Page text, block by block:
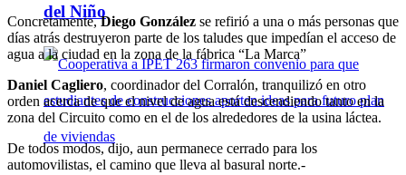
del Niño
Concretamente,Diego González se refirió a una o más personas que
días atrás destruyeron parte de los taludes que impedían el acceso de
agua a la ciudad en la zona de la fábrica “La Marca”
Daniel Cagliero, coordinador del Corralón, tranquilizó en otro
orden acerca de que el nivel de agua está descendiendo tanto en la
zona del Circuito como en el de los alrededores de la usina láctea.
De todos modos, dijo, aun permanece cerrado para los
automovilistas, el camino que lleva al basural norte.-